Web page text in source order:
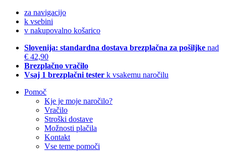
za navigacijo
k vsebini
v nakupovalno košarico
Slovenija: standardna dostava brezplačna za pošiljke nad
€ 42,90
Brezplačno vračilo
Vsaj 1 brezplačni tester k vsakemu naročilu
Pomoč
Kje je moje naročilo?
Vračilo
Stroški dostave
Možnosti plačila
Kontakt
Vse teme pomoči